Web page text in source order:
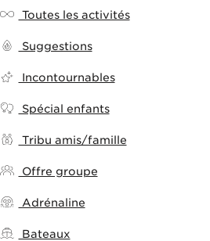
Toutes les activités
Suggestions
Incontournables
Spécial enfants
Tribu amis/famille
Offre groupe
Adrénaline
Bateaux